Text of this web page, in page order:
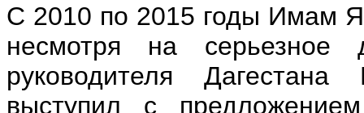
С 2010 по 2015 годы Имам
несмотря на серьезное
руководителя
выступил с